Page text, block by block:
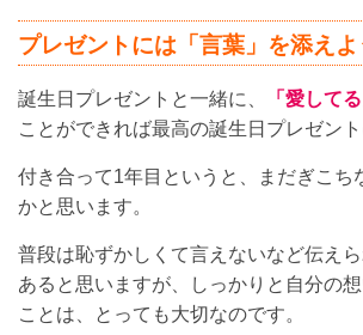
プレゼントには「言葉」を添えよ
誕生日プレゼントと一緒に、
「愛して
ことができれば最高の誕生日プレゼント
付き合って1年目というと、まだぎこち
かと思います。
普段は恥ずかしくて言えないなど伝え
あると思いますが、しっかりと自分の
ことは、とっても大切なのです。